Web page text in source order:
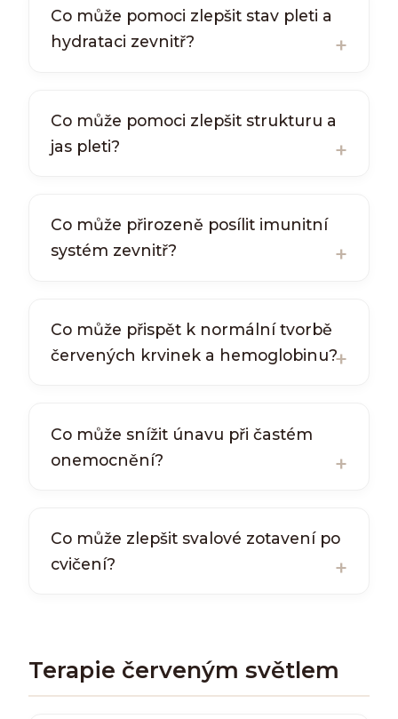
Co může pomoci zlepšit stav pleti a
hydrataci zevnitř?
Co může pomoci zlepšit strukturu a
jas pleti?
Co může přirozeně posílit imunitní
systém zevnitř?
Co může přispět k normální tvorbě
červených krvinek a hemoglobinu?
Co může snížit únavu při častém
onemocnění?
Co může zlepšit svalové zotavení po
cvičení?
Terapie červeným světlem